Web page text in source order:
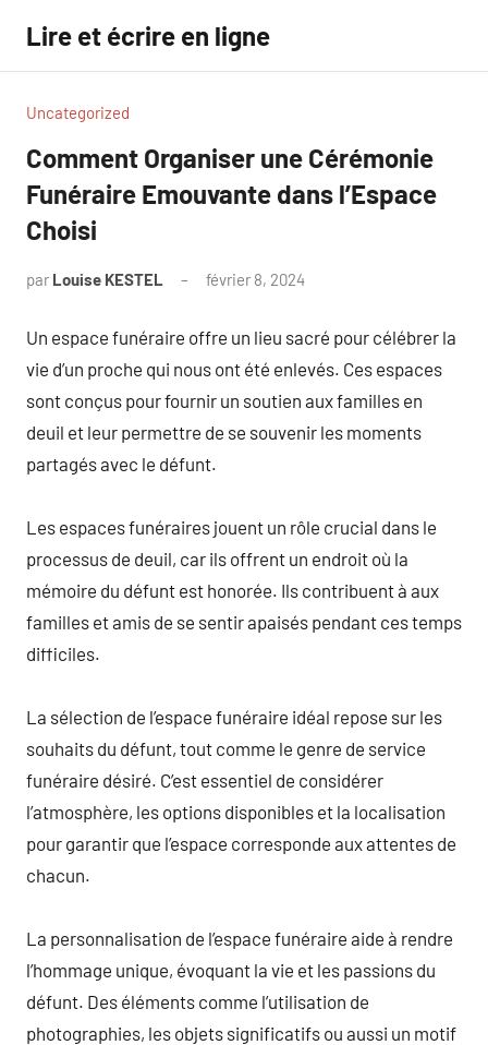
contenu
Lire et écrire en ligne
Uncategorized
Comment Organiser une Cérémonie
Funéraire Emouvante dans l’Espace
Choisi
par Louise KESTEL février 8, 2024
Un espace funéraire offre un lieu sacré pour célébrer la
vie d’un proche qui nous ont été enlevés. Ces espaces
sont conçus pour fournir un soutien aux familles en
deuil et leur permettre de se souvenir les moments
partagés avec le défunt.
Les espaces funéraires jouent un rôle crucial dans le
processus de deuil, car ils offrent un endroit où la
mémoire du défunt est honorée. Ils contribuent à aux
familles et amis de se sentir apaisés pendant ces temps
difficiles.
La sélection de l’espace funéraire idéal repose sur les
souhaits du défunt, tout comme le genre de service
funéraire désiré. C’est essentiel de considérer
l’atmosphère, les options disponibles et la localisation
pour garantir que l’espace corresponde aux attentes de
chacun.
La personnalisation de l’espace funéraire aide à rendre
l’hommage unique, évoquant la vie et les passions du
défunt. Des éléments comme l’utilisation de
photographies, les objets significatifs ou aussi un motif